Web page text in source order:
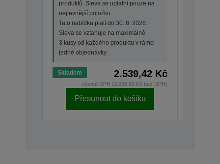
produktů. Sleva se uplatní pouze na
nejlevnější položku.
Tato nabídka platí do 30. 8. 2026.
Sleva se vztahuje na maximálně
3 kusy od každého produktu v rámci
jedné objednávky.
Skladem 2.539,42 Kč
včetně DPH (2.098,69 Kč bez DPH)
Přesunout do košíku